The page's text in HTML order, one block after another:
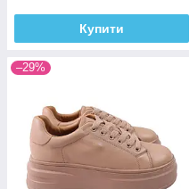
Купити
–29%